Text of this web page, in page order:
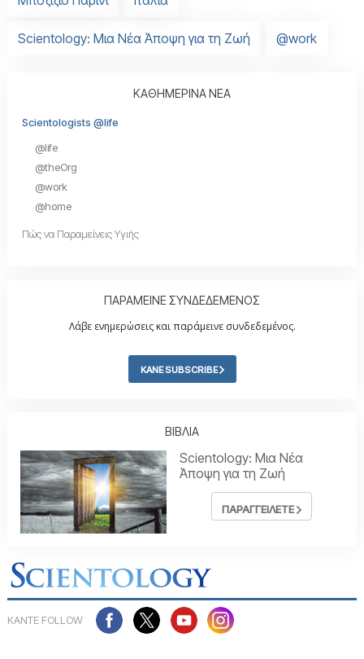
Scientology: Μια Νέα Άποψη για τη Ζωή @work
ΚΑΘΗΜΕΡΙΝΑ ΝΕΑ
Scientologists @life
@life
@theOrg
@work
@home
Πώς να Παραμείνεις Υγιής
ΠΑΡΑΜΕΙΝΕ ΣΥΝΔΕΔΕΜΕΝΟΣ
Λάβε ενημερώσεις και παράμεινε συνδεδεμένος.
ΚΑΝΕ SUBSCRIBE
ΒΙΒΛΙΑ
Scientology: Μια Νέα
Άποψη για τη Ζωή
ΠΑΡΑΓΓΕΙΛΕΤΕ
ΚΑΝΤΕ FOLLOW